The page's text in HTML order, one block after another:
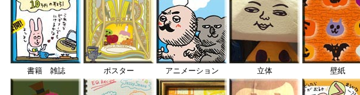
書籍 雑誌 ポスター アニメーション 立体 壁紙